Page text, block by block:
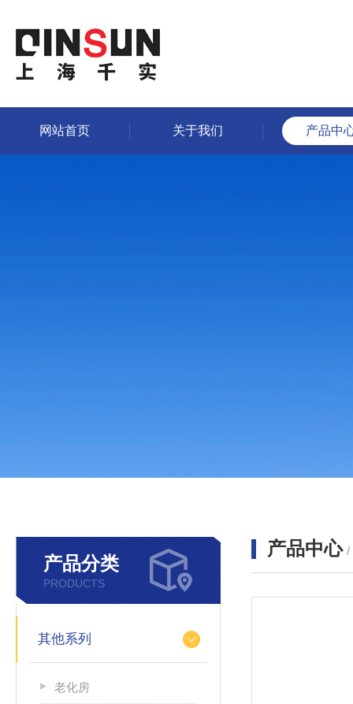
网站首页 关于我们 产品中
产品分类
PRODUCTS
其他系列
老化房
产品中心 /